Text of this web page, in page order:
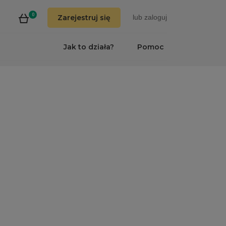
0 Zarejestruj się lub zaloguj
Pomoc
Jak to działa?